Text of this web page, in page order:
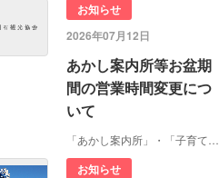
お知らせ
2026年07月12日
あかし案内所等お盆期
間の営業時間変更につ
いて
「あかし案内所」・「子育てサポート室」…
お知らせ